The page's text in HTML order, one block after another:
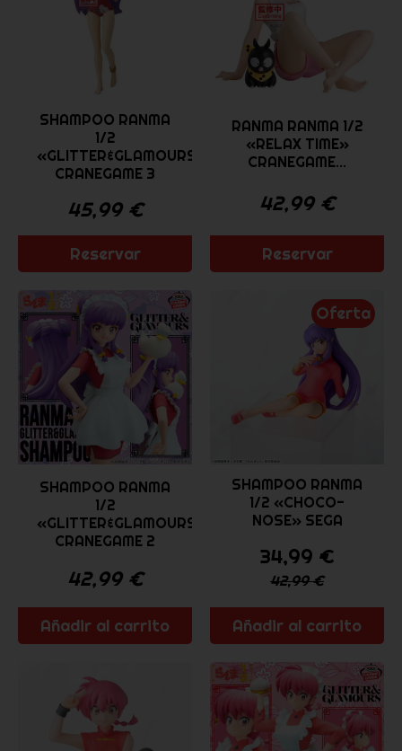
SHAMPOO RANMA
1/2
«GLITTER&GLAMOURS»
CRANEGAME 3
45,99 €
Reservar
RANMA RANMA 1/2
«RELAX TIME»
CRANEGAME...
42,99 €
Reservar
SHAMPOO RANMA
1/2
«GLITTER&GLAMOURS»
CRANEGAME 2
42,99 €
Añadir al carrito
Oferta
SHAMPOO RANMA
1/2 «CHOCO-
NOSE» SEGA
42,99€
34,99 €
Añadir al carrito